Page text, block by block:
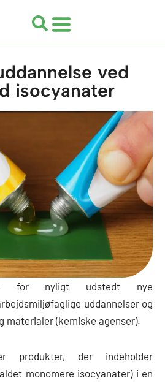
ved
isocyanater
for nyligt udstedt nye
uddannelser og
materialer (kemiske agenser).
produkter, der indeholder
monomere isocyanater) i en